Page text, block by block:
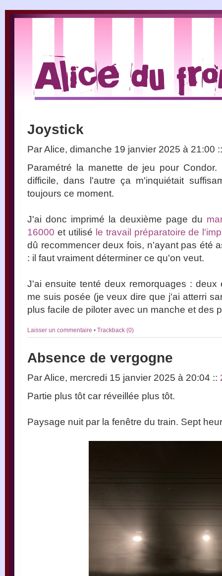
Joystick
Par Alice, dimanche 19 janvier 2025 à 21:00 ::
Paramétré la manette de jeu pour
difficile, dans l'autre ça m'inquiétait
toujours ce moment.
J'ai donc imprimé la deuxième page du
16000 et utilisé le travail préparatoire de
dû recommencer deux fois, n'ayant pas été
: il faut vraiment déterminer ce qu'on veut.
J'ai ensuite tenté deux remorquages :
me suis posée (je veux dire que j'ai atterri
plus facile de piloter avec un manche et des
Laisser un commentaire • Trackback (0)
Absence de vergogne
Par Alice, mercredi 15 janvier 2025 à 20:04 ::
Partie plus tôt car réveillée plus tôt.
Paysage nuit par la fenêtre du train. Sept